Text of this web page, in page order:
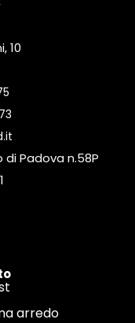
10
Padova n.58P
arredo